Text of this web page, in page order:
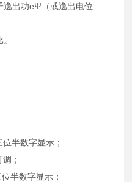
逸出功eΨ（或逸出电位
。
半数字显示；
；
半数字显示；